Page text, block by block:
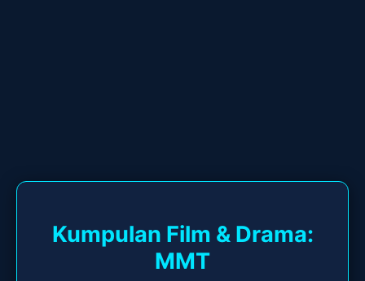
Kumpulan Film & Drama:
MMT